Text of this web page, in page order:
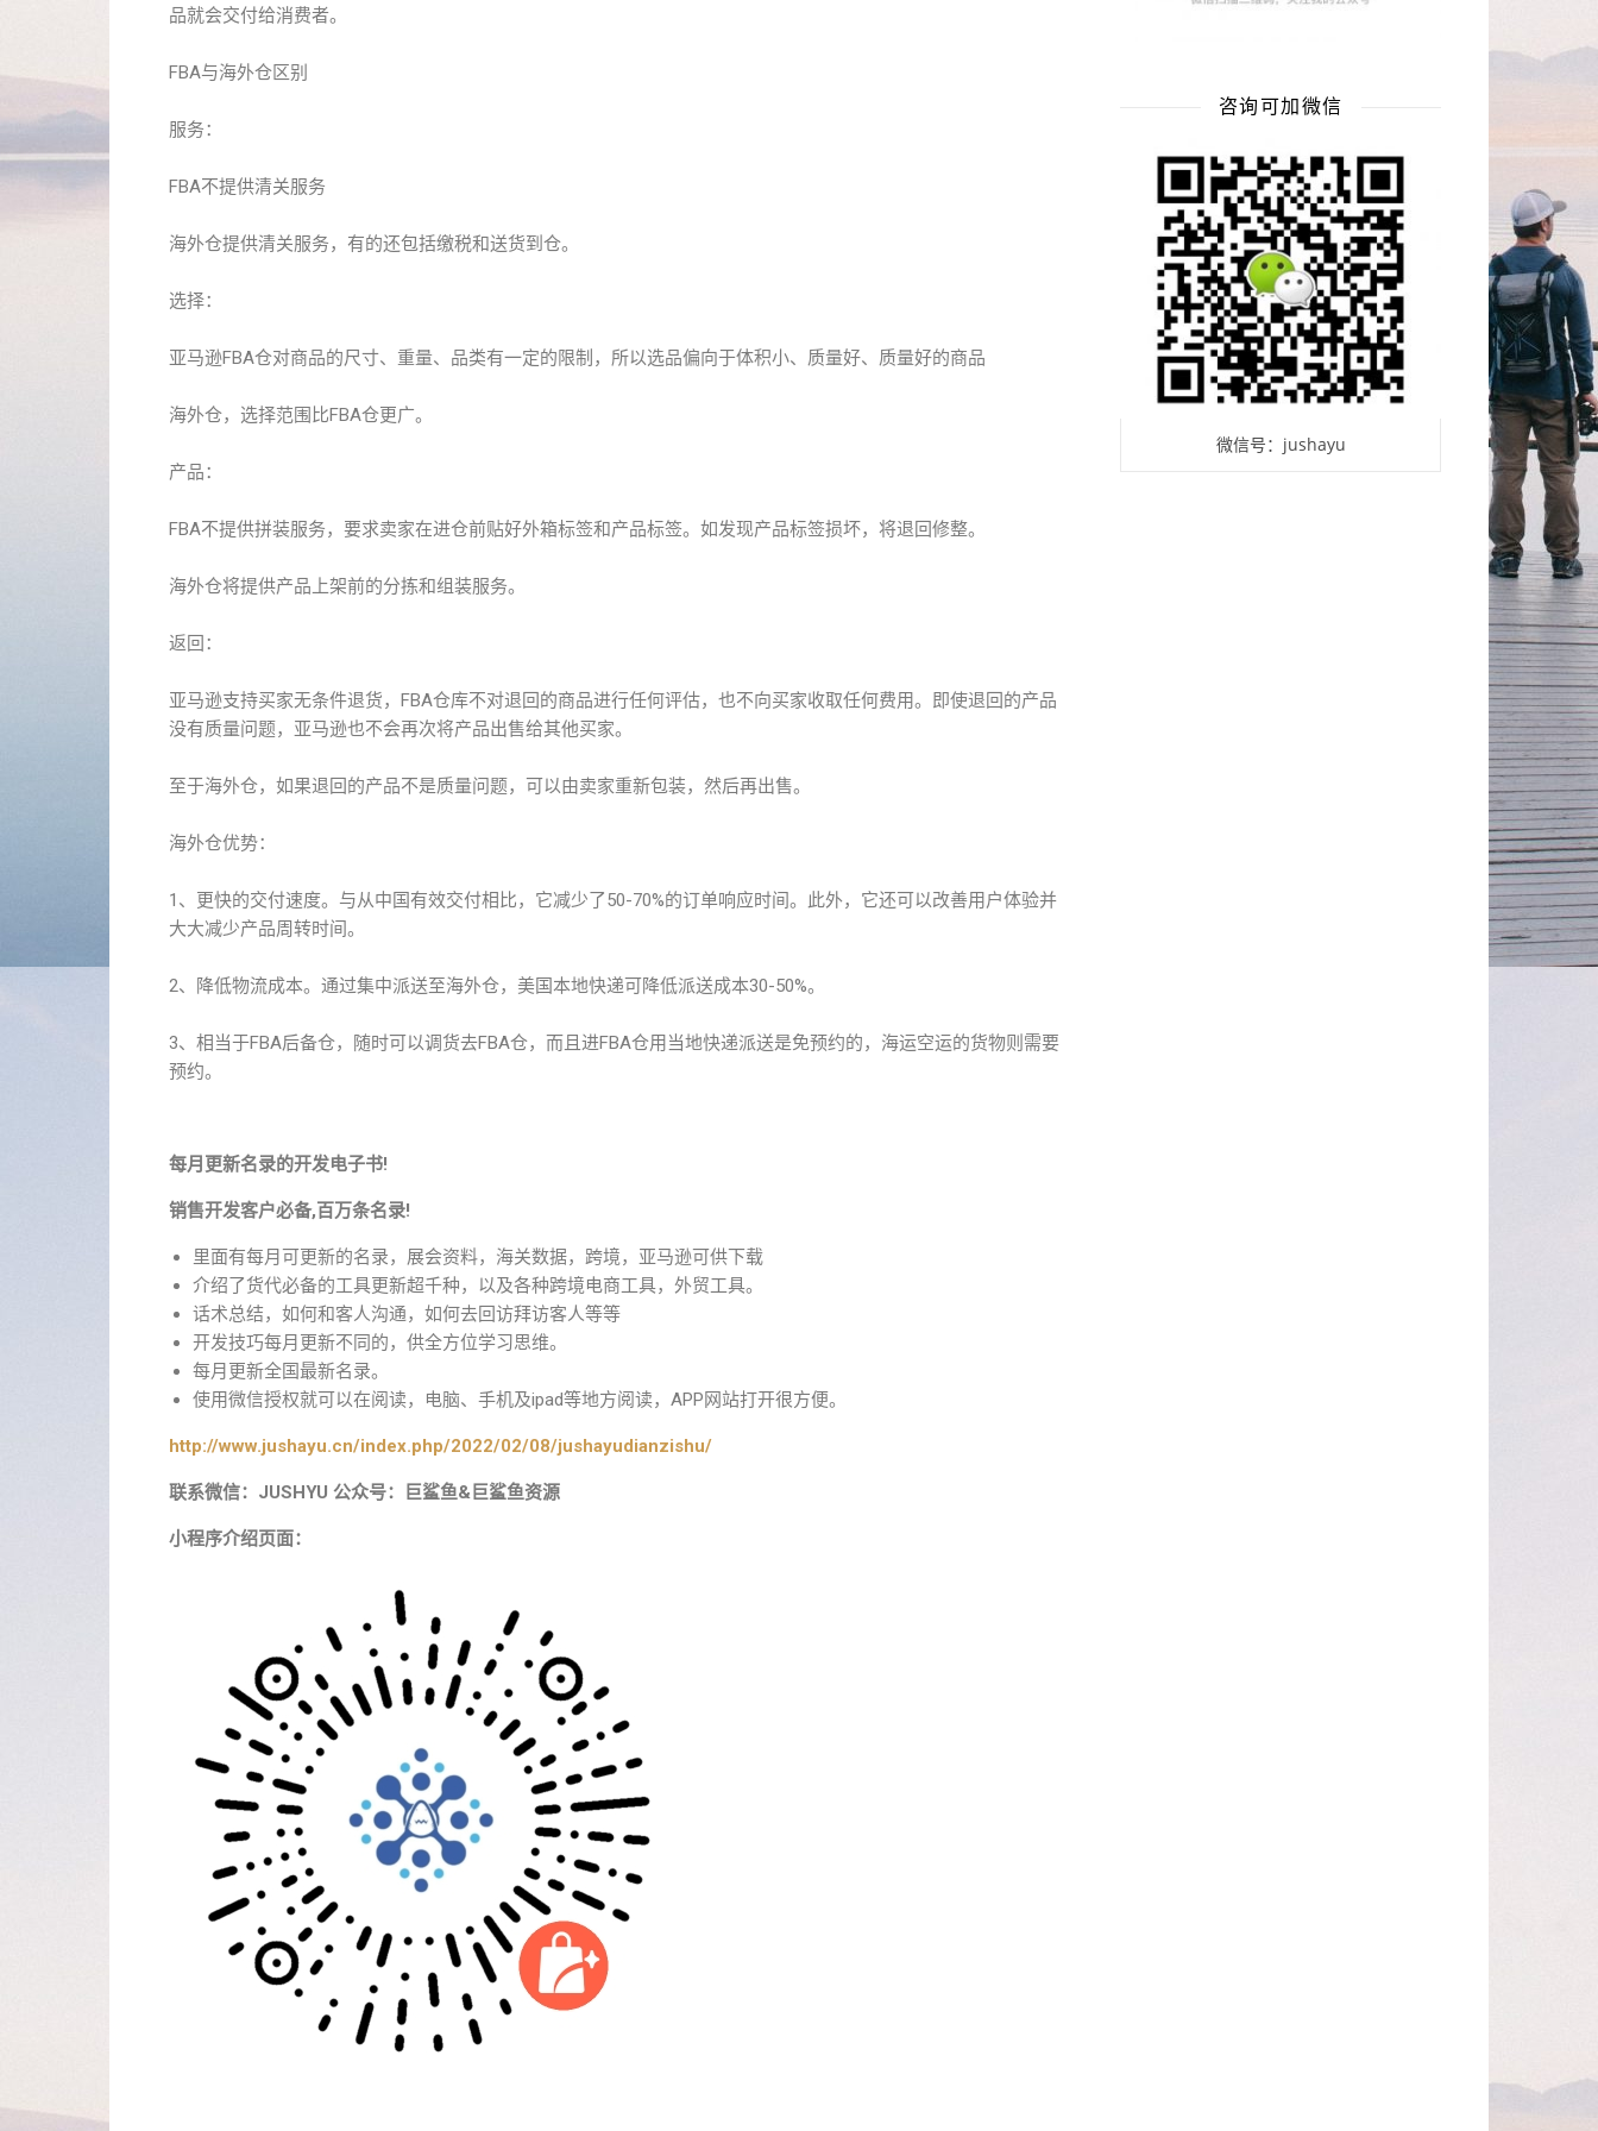
品就会交付给消费者。
FBA与海外仓区别
服务：
FBA不提供清关服务
海外仓提供清关服务，有的还包括缴税和送货到仓。
选择：
亚马逊FBA仓对商品的尺寸、重量、品类有一定的限制，所以选品偏向于体积小、质量好、质量好的商品
海外仓，选择范围比FBA仓更广。
产品：
FBA不提供拼装服务，要求卖家在进仓前贴好外箱标签和产品标签。如发现产品标签损坏，将退回修整。
海外仓将提供产品上架前的分拣和组装服务。
返回：
亚马逊支持买家无条件退货，FBA仓库不对退回的商品进行任何评估，也不向买家收取任何费用。即使退回的产品
没有质量问题，亚马逊也不会再次将产品出售给其他买家。
至于海外仓，如果退回的产品不是质量问题，可以由卖家重新包装，然后再出售。
海外仓优势：
1、更快的交付速度。与从中国有效交付相比，它减少了50-70%的订单响应时间。此外，它还可以改善用户体验并
大大减少产品周转时间。
2、降低物流成本。通过集中派送至海外仓，美国本地快递可降低派送成本30-50%。
3、相当于FBA后备仓，随时可以调货去FBA仓，而且进FBA仓用当地快递派送是免预约的，海运空运的货物则需要
预约。
每月更新名录的开发电子书!
销售开发客户必备,百万条名录!
里面有每月可更新的名录，展会资料，海关数据，跨境，亚马逊可供下载
介绍了货代必备的工具更新超千种，以及各种跨境电商工具，外贸工具。
话术总结，如何和客人沟通，如何去回访拜访客人等等
开发技巧每月更新不同的，供全方位学习思维。
每月更新全国最新名录。
使用微信授权就可以在阅读，电脑、手机及ipad等地方阅读，APP网站打开很方便。
http://www.jushayu.cn/index.php/2022/02/08/jushayudianzishu/
联系微信：JUSHYU 公众号：巨鲨鱼&巨鲨鱼资源
小程序介绍页面：
咨询可加微信
微信号：jushayu